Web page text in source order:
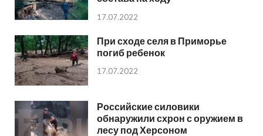
17.07.2022
При сходе селя в Приморье
погиб ребенок
17.07.2022
Российские силовики
обнаружили схрон с оружием в
лесу под Херсоном